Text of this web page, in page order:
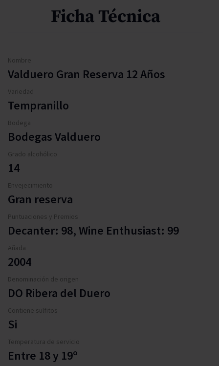
Ficha Técnica
Nombre
Valduero Gran Reserva 12 Años
Variedad
Tempranillo
Bodega
Bodegas Valduero
Grado alcohólico
14
Envejecimiento
Gran reserva
Puntuaciones y Premios
Decanter: 98, Wine Enthusiast: 99
Añada
2004
Denominación de origen
DO Ribera del Duero
Contiene sulfitos
Si
Temperatura de servicio
Entre 18 y 19º